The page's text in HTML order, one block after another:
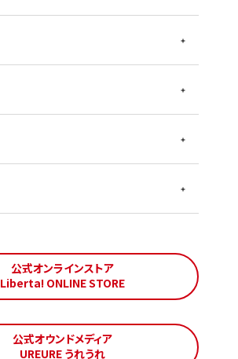
公式オンラインストア
Liberta! ONLINE STORE
公式オウンドメディア
UREURE うれうれ